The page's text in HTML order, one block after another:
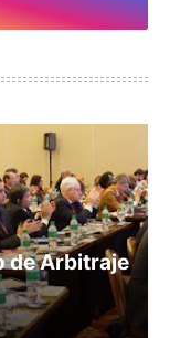
de Arbitraje